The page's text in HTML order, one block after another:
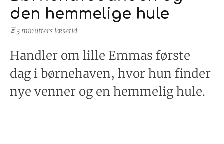
den hemmelige hule
⏳ 3 minutters læsetid
Handler om lille Emmas første
dag i børnehaven, hvor hun finder
nye venner og en hemmelig hule.